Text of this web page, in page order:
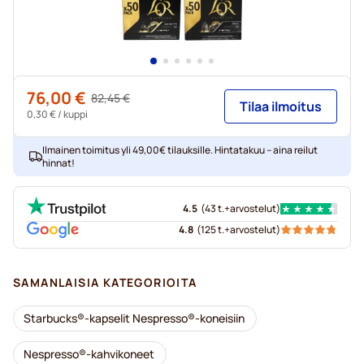
Regular Price
82,45 €
Alkaen
76,00 €
0,30 €/ kuppi Tilaa ilmoitus
Ilmainen toimitus yli 49,00€ tilauksille. Hintatakuu – aina reilut
hinnat!
4.5 (43 t.+arvostelut)
4.8 (125 t.+arvostelut)
SAMANLAISIA KATEGORIOITA
Starbucks®-kapselit Nespresso®-koneisiin
Nespresso®-kahvikoneet